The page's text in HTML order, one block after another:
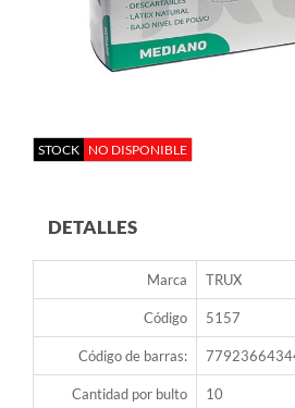
STOCK NO DISPONIBLE
DETALLES
Marca TRUX
Código 5157
Código de barras:
Cantidad por bulto 10